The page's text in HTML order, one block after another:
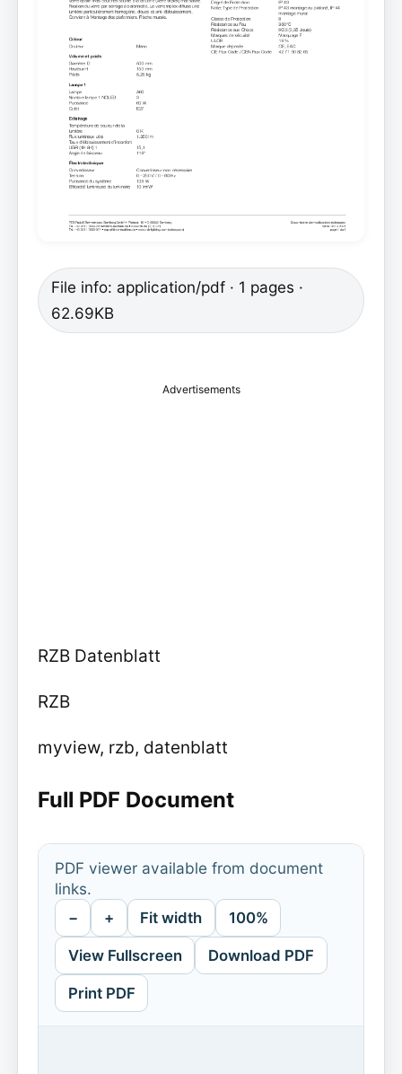
File info: application/pdf · 1 pages ·
62.69KB
Advertisements
RZB Datenblatt
RZB
myview, rzb, datenblatt
Full PDF Document
PDF viewer available from document
links.
− + Fit width 100%
View Fullscreen Download PDF
Print PDF